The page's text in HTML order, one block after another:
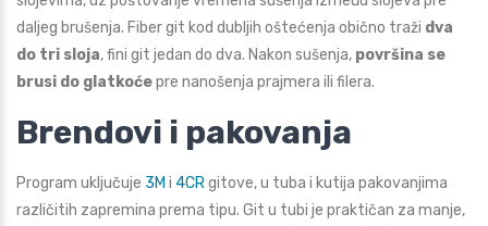
daljeg brušenja. Fiber git kod dubljih oštećenja obično traži dva
do tri sloja, fini git jedan do dva. Nakon sušenja, površina se
brusi do glatkoćepre nanošenja prajmera ili filera.
Brendovi i pakovanja
Program uključuje 3M i 4CRgitove, u tuba i kutija pakovanjima
različitih zapremina prema tipu. Git u tubi je praktičan za manje,